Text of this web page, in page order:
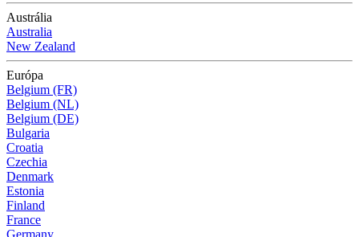
Austrália
Australia
New Zealand
Európa
Belgium (FR)
Belgium (NL)
Belgium (DE)
Bulgaria
Croatia
Czechia
Denmark
Estonia
Finland
France